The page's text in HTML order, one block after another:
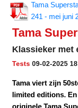
Tama
241 - mei juni
Tama
Klassieker met
Tests 09-02-2025
Tama viert zijn
limited editions.